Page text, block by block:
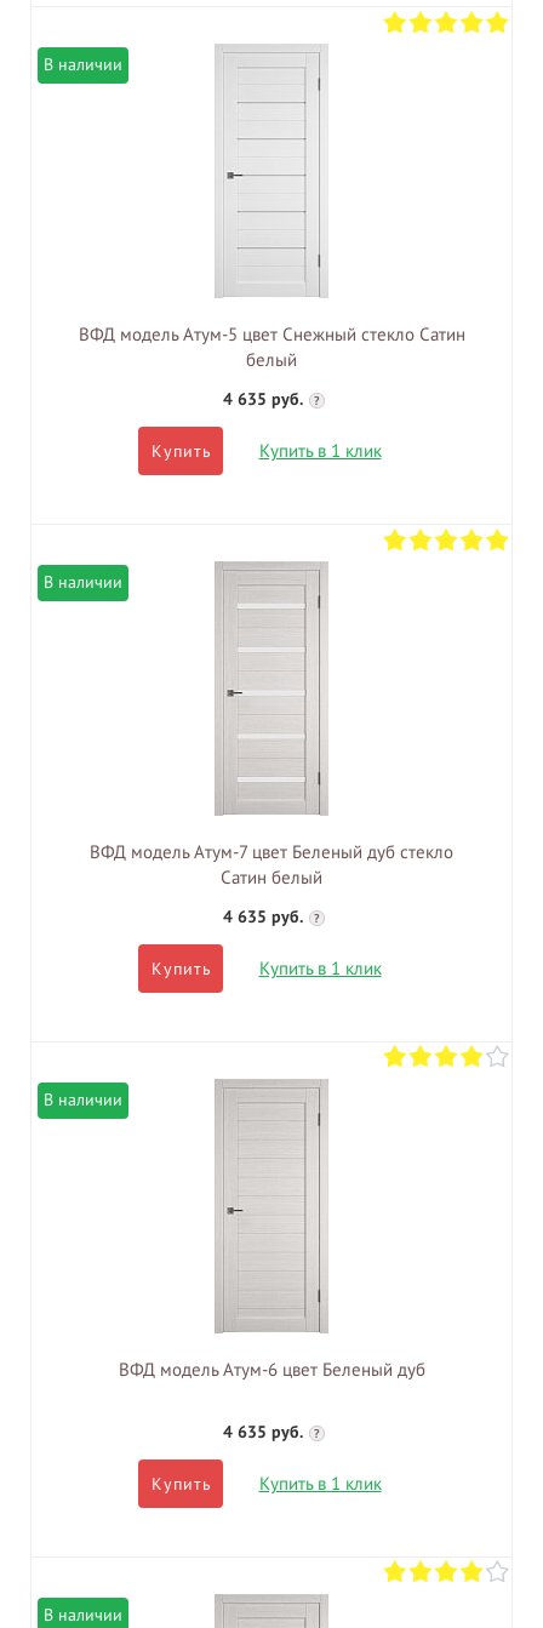
В наличии
ВФД модель Атум-5 цвет Снежный стекло Сатин
белый
4 635 руб. ?
Купить Купить в 1 клик
В наличии
ВФД модель Атум-7 цвет Беленый дуб стекло
Сатин белый
4 635 руб. ?
Купить Купить в 1 клик
В наличии
ВФД модель Атум-6 цвет Беленый дуб
4 635 руб. ?
Купить Купить в 1 клик
В наличии